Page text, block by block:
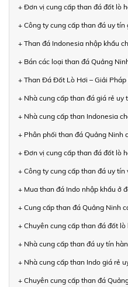
+ Đơn vị cung cấp than đá đốt lò
+ Công ty cung cấp than đá uy
+ Than đá Indonesia nhập khẩu
+ Bán các loại than đá Quảng
+ Than Đá Đốt Lò Hơi – Giải
+ Nhà cung cấp than đá giá rẻ
+ Nhà cung cấp than Indonesia
+ Phân phối than đá Quảng Ninh
+ Đơn vị cung cấp than đá đốt lò
+ Công ty cung cấp than đá uy
+ Mua than đá Indo nhập khẩu ở
+ Cung cấp than đá Quảng Ninh
+ Chuyên cung cấp than đá đốt
+ Nhà cung cấp than đá uy tín
+ Nhà cung cấp than Indo giá rẻ
+ Chuyên cung cấp than đá